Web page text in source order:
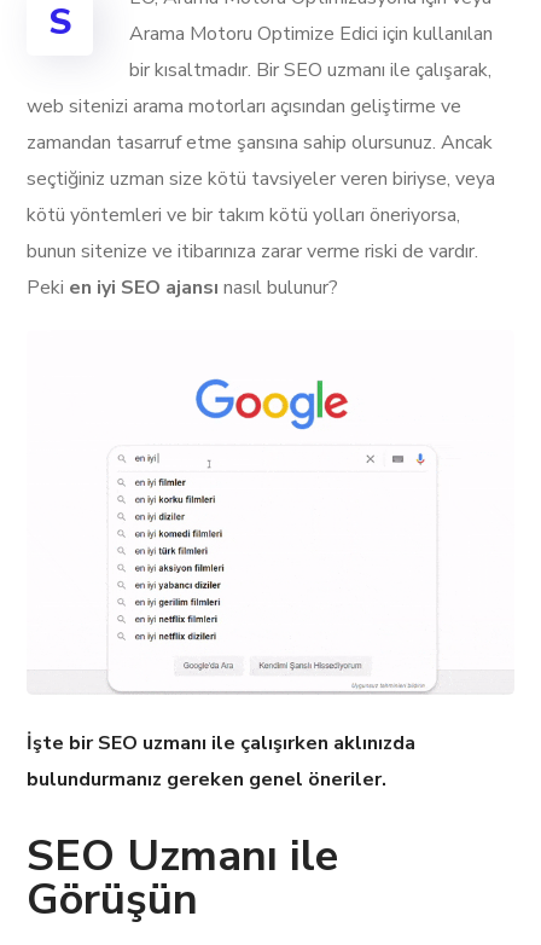
S
Arama Motoru Optimize Edici için kullanılan
bir kısaltmadır. Bir SEO uzmanı ile çalışarak,
web sitenizi arama motorları açısından geliştirme ve
zamandan tasarruf etme şansına sahip olursunuz. Ancak
seçtiğiniz uzman size kötü tavsiyeler veren biriyse, veya
kötü yöntemleri ve bir takım kötü yolları öneriyorsa,
bunun sitenize ve itibarınıza zarar verme riski de vardır.
Peki en iyi SEO ajansı nasıl bulunur?
İşte bir SEO uzmanı ile çalışırken aklınızda
bulundurmanız gereken genel öneriler.
SEO Uzmanı ile
Görüşün